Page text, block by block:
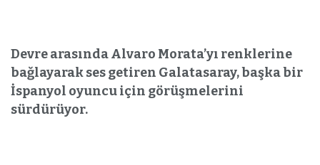
Devre arasında Alvaro Morata’yı renklerine
bağlayarak ses getiren Galatasaray, başka bir
İspanyol oyuncu için görüşmelerini
sürdürüyor.